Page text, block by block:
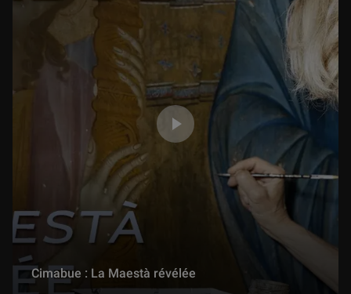
Cimabue : La Maestà révélée